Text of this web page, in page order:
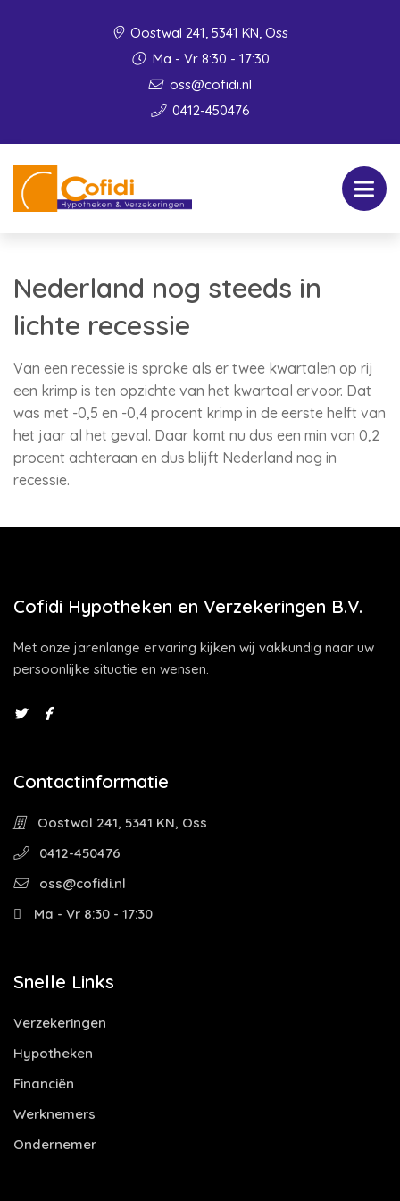
Oostwal 241, 5341 KN, Oss
Ma - Vr 8:30 - 17:30
oss@cofidi.nl
0412-450476
Nederland nog steeds in
lichte recessie
Van een recessie is sprake als er twee kwartalen op rij
een krimp is ten opzichte van het kwartaal ervoor. Dat
was met -0,5 en -0,4 procent krimp in de eerste helft van
het jaar al het geval. Daar komt nu dus een min van 0,2
procent achteraan en dus blijft Nederland nog in
recessie.
Cofidi Hypotheken en Verzekeringen B.V.
Met onze jarenlange ervaring kijken wij vakkundig naar uw
persoonlijke situatie en wensen.
Contactinformatie
Oostwal 241, 5341 KN, Oss
0412-450476
oss@cofidi.nl
Ma - Vr 8:30 - 17:30
Snelle Links
Verzekeringen
Hypotheken
Financiën
Werknemers
Ondernemer